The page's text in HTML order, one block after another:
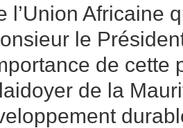
l’Union Africaine
le
de cette
de la